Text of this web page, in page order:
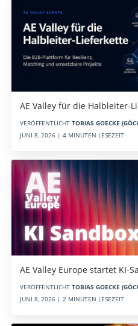
AE Valley für die Halbleiter-
VERÖFFENTLICHT TOBIAS GOECKE
JUNI 8, 2026 | 4 MINUTEN LESEZEIT
AE Valley Europe startet KI-
VERÖFFENTLICHT TOBIAS GOECKE
JUNI 8, 2026 | 2 MINUTEN LESEZEIT